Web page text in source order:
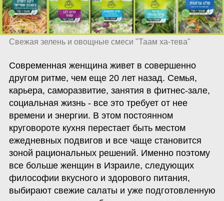
Свежая зелень и овощные смеси "Таам ха-тева"
Современная женщина живет в совершенно
другом ритме, чем еще 20 лет назад. Семья,
карьера, саморазвитие, занятия в фитнес-зале,
социальная жизнь - все это требует от нее
времени и энергии. В этом постоянном
круговороте кухня перестает быть местом
ежедневных подвигов и все чаще становится
зоной рациональных решений. Именно поэтому
все больше женщин в Израиле, следующих
философии вкусного и здорового питания,
выбирают свежие салаты и уже подготовленную